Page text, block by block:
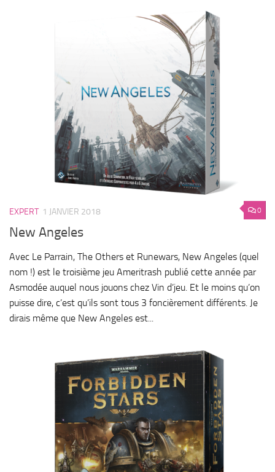
0
EXPERT 1 JANVIER 2018
New Angeles
Avec Le Parrain, The Others et Runewars, New Angeles (quel
nom !) est le troisième jeu Ameritrash publié cette année par
Asmodée auquel nous jouons chez Vin d’jeu. Et le moins qu’on
puisse dire, c’est qu’ils sont tous 3 foncièrement différents. Je
dirais même que New Angeles est...